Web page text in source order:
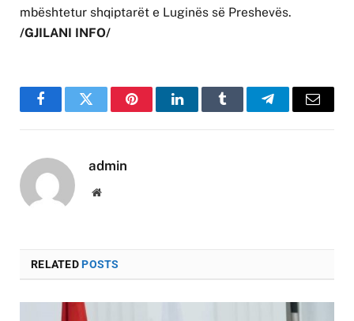
mbështetur shqiptarët e Luginës së Preshevës.
/GJILANI INFO/
FacebookTwitter PinterestLinkedInTumblr TelegramEmail
admin
Website
RELATEDPOSTS